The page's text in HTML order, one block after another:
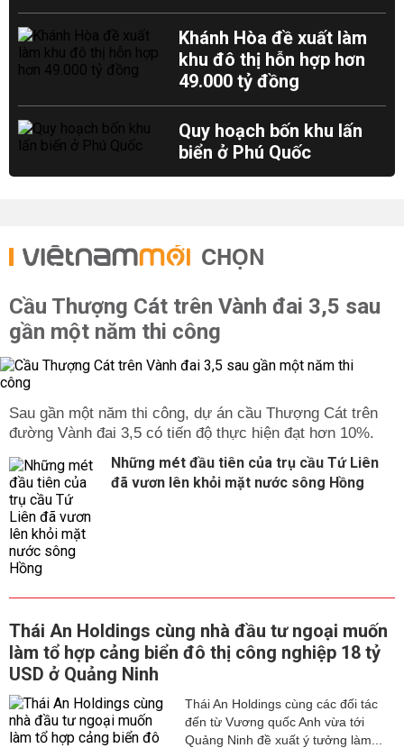
Khánh Hòa đề xuất làm
khu đô thị hỗn hợp hơn
49.000 tỷ đồng
Quy hoạch bốn khu lấn
biển ở Phú Quốc
CHỌN
Cầu Thượng Cát trên Vành đai 3,5 sau
gần một năm thi công
Sau gần một năm thi công, dự án cầu Thượng Cát trên
đường Vành đai 3,5 có tiến độ thực hiện đạt hơn 10%.
Những mét đầu tiên của trụ cầu Tứ Liên
đã vươn lên khỏi mặt nước sông Hồng
Thái An Holdings cùng nhà đầu tư ngoại muốn
làm tổ hợp cảng biển đô thị công nghiệp 18 tỷ
USD ở Quảng Ninh
Thái An Holdings cùng các đối tác
đến từ Vương quốc Anh vừa tới
Quảng Ninh đề xuất ý tưởng làm...